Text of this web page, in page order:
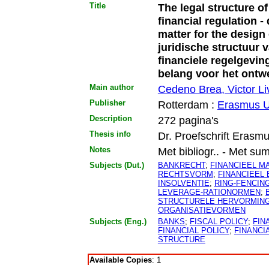
Title
The legal structure
financial regulation -
matter for the
juridische structuur
financiele
belang voor het
Main author Cedeno Brea, Victor
Publisher Rotterdam : Erasmus
Description 272 pagina's
Thesis info Dr. Proefschrift
Notes Met bibliogr.. - Met
Subjects (Dut.) BANKRECHT; FINANCIEEL
RECHTSVORM; FINANCIEEL
INSOLVENTIE; RING-
LEVERAGE-RATIONORMEN;
STRUCTURELE
ORGANISATIEVORMEN
Subjects (Eng.)
BANKS; FISCAL POLICY;
FINANCIAL POLICY;
STRUCTURE
Available Copies: 1